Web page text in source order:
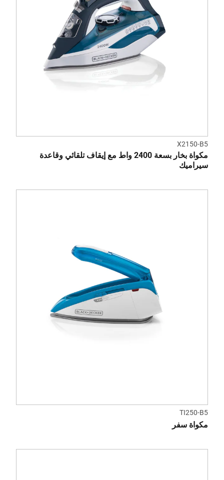
X2150-B5
مكواة بخار بسعة 2400 واط مع إيقاف تلقائي وقاعدة
سيراميك
TI250-B5
مكواة سفر